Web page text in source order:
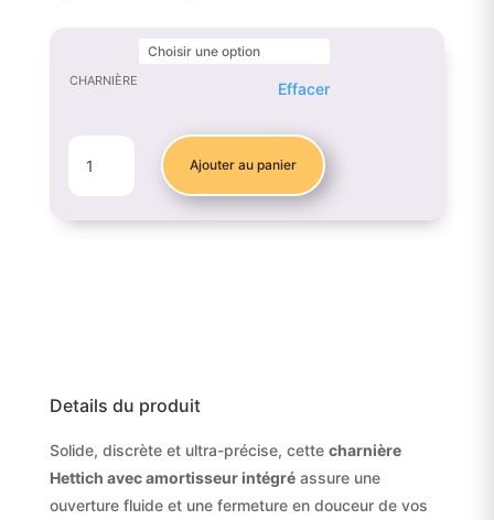
5,50 €
CHARNIÈRE Effacer
HETTICH
30°
165°)
Ajouter au panier
Details du produit
Solide, discrète et ultra-précise, cette charnière
Hettich avec amortisseur intégréassure une
ouverture fluide et une fermeture en douceur de vos